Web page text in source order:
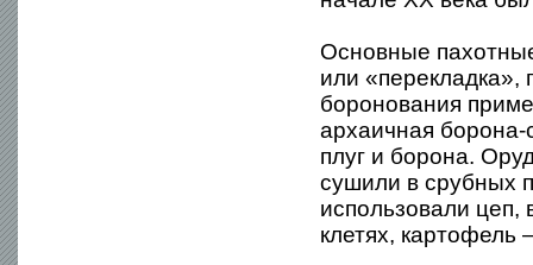
Основные
или «перекладка»,
боронования
архаичная борона-
плуг и борона.
сушили в срубных
использовали цеп,
клетях, картофель